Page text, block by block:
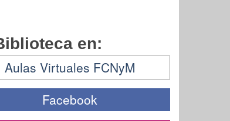
en:
Aulas Virtuales FCNyM
Facebook